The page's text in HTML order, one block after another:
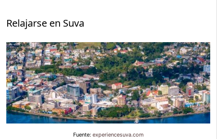
Relajarse en Suva
Fuente: experiencesuva.com